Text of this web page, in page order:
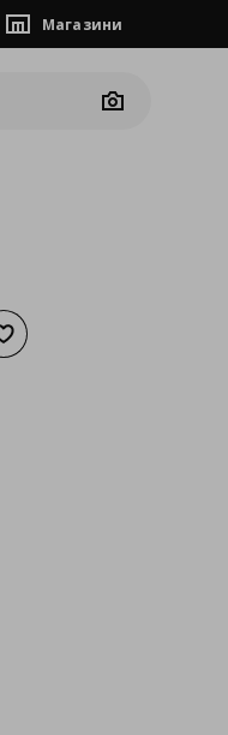
Магазини
Camera
Добави към списъка с